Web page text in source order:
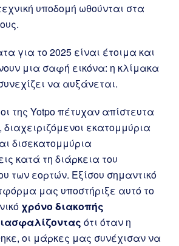
υποδομή ωθούνται στα
για το 2025 είναι έτοιμα και
μια σαφή εικόνα: η κλίμακα
να αυξάνεται.
της Yotpo πέτυχαν απίστευτα
εκατομμύρια
δισεκατομμύρια
κατά τη διάρκεια του
των εορτών. Εξίσου σημαντικό
μας υποστήριξε αυτό το
χρόνο διακοπής
ότι όταν η
οι μάρκες μας συνέχισαν να